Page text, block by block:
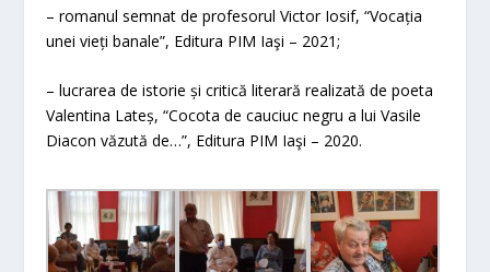
– romanul semnat de profesorul Victor Iosif, “Vocația
unei vieți banale”, Editura PIM Iaşi – 2021;
– lucrarea de istorie și critică literară realizată de poeta
Valentina Lateș, “Cocota de cauciuc negru a lui Vasile
Diacon văzută de…”, Editura PIM Iaşi – 2020.